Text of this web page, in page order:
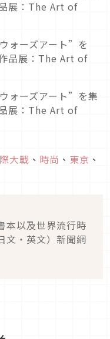
大戰 、 時尚 、 東京 、
本以及世界流行時
文・英文）新聞網